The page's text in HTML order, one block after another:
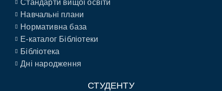
Стандарти вищої освіти
Навчальні плани
Нормативна база
E-каталог Бібліотеки
Бібліотека
Дні народження
СТУДЕНТУ